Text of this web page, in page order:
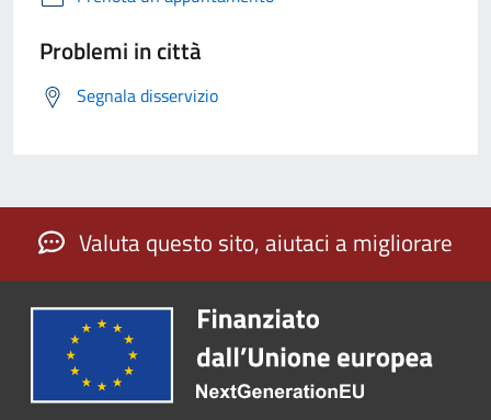
Problemi in città
Segnala disservizio
Valuta questo sito, aiutaci a migliorare